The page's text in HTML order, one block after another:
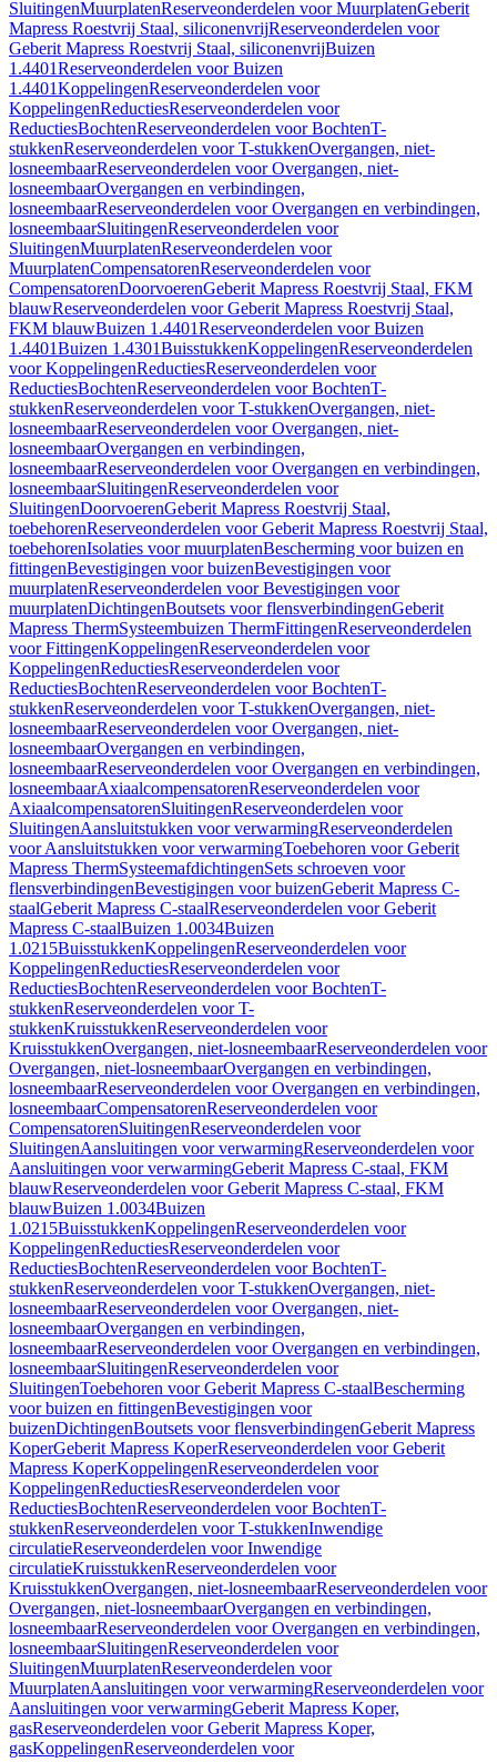
SluitingenMuurplatenReserveonderdelen voor MuurplatenGeberit
Mapress Roestvrij Staal, siliconenvrijReserveonderdelen voor
Geberit Mapress Roestvrij Staal, siliconenvrijBuizen
1.4401Reserveonderdelen voor Buizen
1.4401KoppelingenReserveonderdelen voor
KoppelingenReductiesReserveonderdelen voor
ReductiesBochtenReserveonderdelen voor BochtenT-
stukkenReserveonderdelen voor T-stukkenOvergangen, niet-
losneembaarReserveonderdelen voor Overgangen, niet-
losneembaarOvergangen en verbindingen,
losneembaarReserveonderdelen voor Overgangen en verbindingen,
losneembaarSluitingenReserveonderdelen voor
SluitingenMuurplatenReserveonderdelen voor
MuurplatenCompensatorenReserveonderdelen voor
CompensatorenDoorvoerenGeberit Mapress Roestvrij Staal, FKM
blauwReserveonderdelen voor Geberit Mapress Roestvrij Staal,
FKM blauwBuizen 1.4401Reserveonderdelen voor Buizen
1.4401Buizen 1.4301BuisstukkenKoppelingenReserveonderdelen
voor KoppelingenReductiesReserveonderdelen voor
ReductiesBochtenReserveonderdelen voor BochtenT-
stukkenReserveonderdelen voor T-stukkenOvergangen, niet-
losneembaarReserveonderdelen voor Overgangen, niet-
losneembaarOvergangen en verbindingen,
losneembaarReserveonderdelen voor Overgangen en verbindingen,
losneembaarSluitingenReserveonderdelen voor
SluitingenDoorvoerenGeberit Mapress Roestvrij Staal,
toebehorenReserveonderdelen voor Geberit Mapress Roestvrij Staal,
toebehorenIsolaties voor muurplatenBescherming voor buizen en
fittingenBevestigingen voor buizenBevestigingen voor
muurplatenReserveonderdelen voor Bevestigingen voor
muurplatenDichtingenBoutsets voor flensverbindingenGeberit
Mapress ThermSysteembuizen ThermFittingenReserveonderdelen
voor FittingenKoppelingenReserveonderdelen voor
KoppelingenReductiesReserveonderdelen voor
ReductiesBochtenReserveonderdelen voor BochtenT-
stukkenReserveonderdelen voor T-stukkenOvergangen, niet-
losneembaarReserveonderdelen voor Overgangen, niet-
losneembaarOvergangen en verbindingen,
losneembaarReserveonderdelen voor Overgangen en verbindingen,
losneembaarAxiaalcompensatorenReserveonderdelen voor
AxiaalcompensatorenSluitingenReserveonderdelen voor
SluitingenAansluitstukken voor verwarmingReserveonderdelen
voor Aansluitstukken voor verwarmingToebehoren voor Geberit
Mapress ThermSysteemafdichtingenSets schroeven voor
flensverbindingenBevestigingen voor buizenGeberit Mapress C-
staalGeberit Mapress C-staalReserveonderdelen voor Geberit
Mapress C-staalBuizen 1.0034Buizen
1.0215BuisstukkenKoppelingenReserveonderdelen voor
KoppelingenReductiesReserveonderdelen voor
ReductiesBochtenReserveonderdelen voor BochtenT-
stukkenReserveonderdelen voor T-
stukkenKruisstukkenReserveonderdelen voor
KruisstukkenOvergangen, niet-losneembaarReserveonderdelen voor
Overgangen, niet-losneembaarOvergangen en verbindingen,
losneembaarReserveonderdelen voor Overgangen en verbindingen,
losneembaarCompensatorenReserveonderdelen voor
CompensatorenSluitingenReserveonderdelen voor
SluitingenAansluitingen voor verwarmingReserveonderdelen voor
Aansluitingen voor verwarmingGeberit Mapress C-staal, FKM
blauwReserveonderdelen voor Geberit Mapress C-staal, FKM
blauwBuizen 1.0034Buizen
1.0215BuisstukkenKoppelingenReserveonderdelen voor
KoppelingenReductiesReserveonderdelen voor
ReductiesBochtenReserveonderdelen voor BochtenT-
stukkenReserveonderdelen voor T-stukkenOvergangen, niet-
losneembaarReserveonderdelen voor Overgangen, niet-
losneembaarOvergangen en verbindingen,
losneembaarReserveonderdelen voor Overgangen en verbindingen,
losneembaarSluitingenReserveonderdelen voor
SluitingenToebehoren voor Geberit Mapress C-staalBescherming
voor buizen en fittingenBevestigingen voor
buizenDichtingenBoutsets voor flensverbindingenGeberit Mapress
KoperGeberit Mapress KoperReserveonderdelen voor Geberit
Mapress KoperKoppelingenReserveonderdelen voor
KoppelingenReductiesReserveonderdelen voor
ReductiesBochtenReserveonderdelen voor BochtenT-
stukkenReserveonderdelen voor T-stukkenInwendige
circulatieReserveonderdelen voor Inwendige
circulatieKruisstukkenReserveonderdelen voor
KruisstukkenOvergangen, niet-losneembaarReserveonderdelen voor
Overgangen, niet-losneembaarOvergangen en verbindingen,
losneembaarReserveonderdelen voor Overgangen en verbindingen,
losneembaarSluitingenReserveonderdelen voor
SluitingenMuurplatenReserveonderdelen voor
MuurplatenAansluitingen voor verwarmingReserveonderdelen voor
Aansluitingen voor verwarmingGeberit Mapress Koper,
gasReserveonderdelen voor Geberit Mapress Koper,
gasKoppelingenReserveonderdelen voor